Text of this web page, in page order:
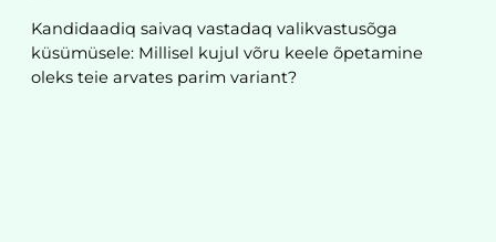
Kandidaadiq saivaq vastadaq valikvastusõga
küsümüsele: Millisel kujul võru keele õpetamine
oleks teie arvates parim variant?